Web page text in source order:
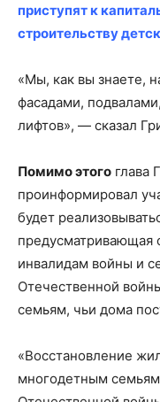
приступят к
строительству
«Мы, как вы знаете,
фасадами,
лифтов», — сказал
Помимо этого глава
проинформировал
будет
предусматривающая
инвалидам войны и
Отечественной
семьям, чьи дома
«Восстановление
многодетным